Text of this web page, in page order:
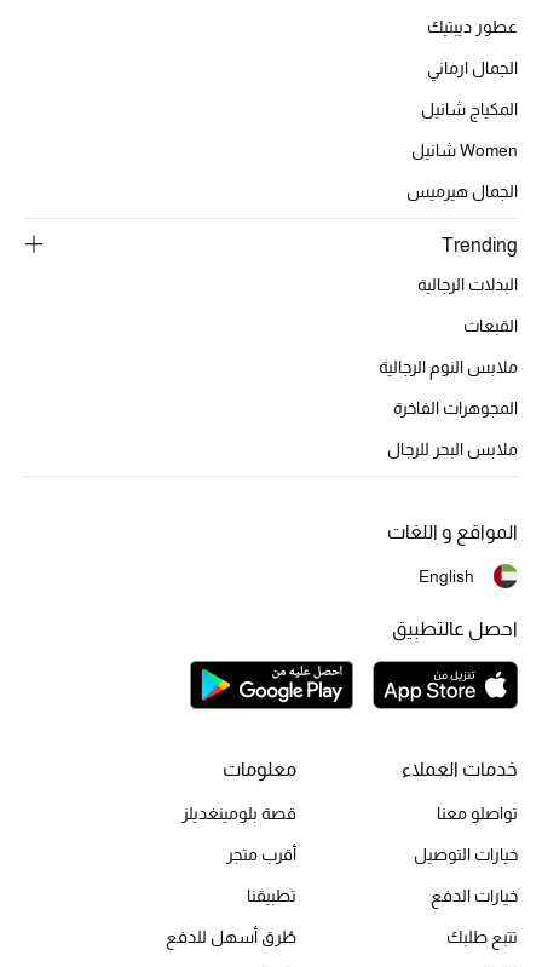
تسوقوا للنساء
الموسم الجديد
الحقائب النسائية
حقائب رجالية
أبرز المصممين
أبرز الحقائب
الموسم الجديد
تشكيلة الأحذية
عطور ديبتيك
الجمال ارماني
المكياج شانيل
Women شانيل
الجمال هيرميس
Trending
البدلات الرجالية
القبعات
ملابس النوم الرجالية
المجوهرات الفاخرة
ملابس البحر للرجال
خدمات العملاء
تواصلو معنا
خيارات التوصيل
خيارات الدفع
تتبع طلبك
معلومات
قصة بلومينغديلز
أقرب متجر
تطبيقنا
طُرق أسهل للدفع
المواقع و اللغات
English
احصل عالتطبيق